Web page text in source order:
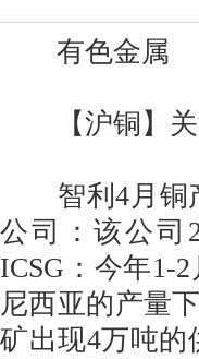
有色金属
【沪铜】关
智利4月铜产
公司：该公司
ICSG：今年1-
尼西亚的产量
矿出现4万吨的